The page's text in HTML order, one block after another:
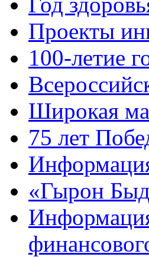
Проекты
100-летие
Широкая
75 лет
«Гырон